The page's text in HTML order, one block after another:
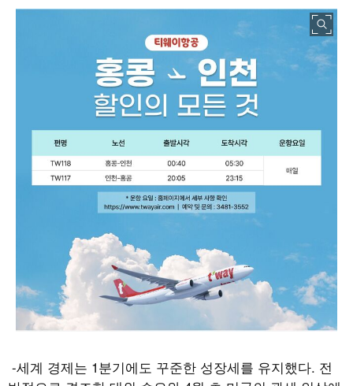
-세계 경제는 1분기에도 꾸준한 성장세를 유지했다. 전